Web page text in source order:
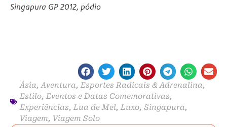
Singapura GP 2012, pódio
Ásia, Aventura, Esportes Radicais & Adrenalina,
Estilo, Eventos e Datas Comemorativas,
Experiências, Lua de Mel, Luxo, Singapura,
Viagem, Viagem Solo